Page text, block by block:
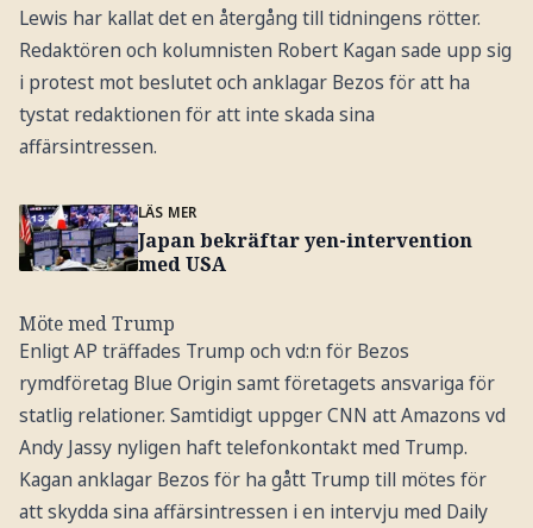
Lewis har kallat det en återgång till tidningens rötter.
Redaktören och kolumnisten Robert Kagan sade upp sig
i protest mot beslutet och anklagar Bezos för att ha
tystat redaktionen för att inte skada sina
affärsintressen.
LÄS MER
Japan bekräftar yen-intervention
med USA
Möte med Trump
Enligt AP träffades Trump och vd:n för Bezos
rymdföretag Blue Origin samt företagets ansvariga för
statlig relationer. Samtidigt uppger CNN att Amazons vd
Andy Jassy nyligen haft telefonkontakt med Trump.
Kagan anklagar Bezos för ha gått Trump till mötes för
att skydda sina affärsintressen i en intervju med Daily